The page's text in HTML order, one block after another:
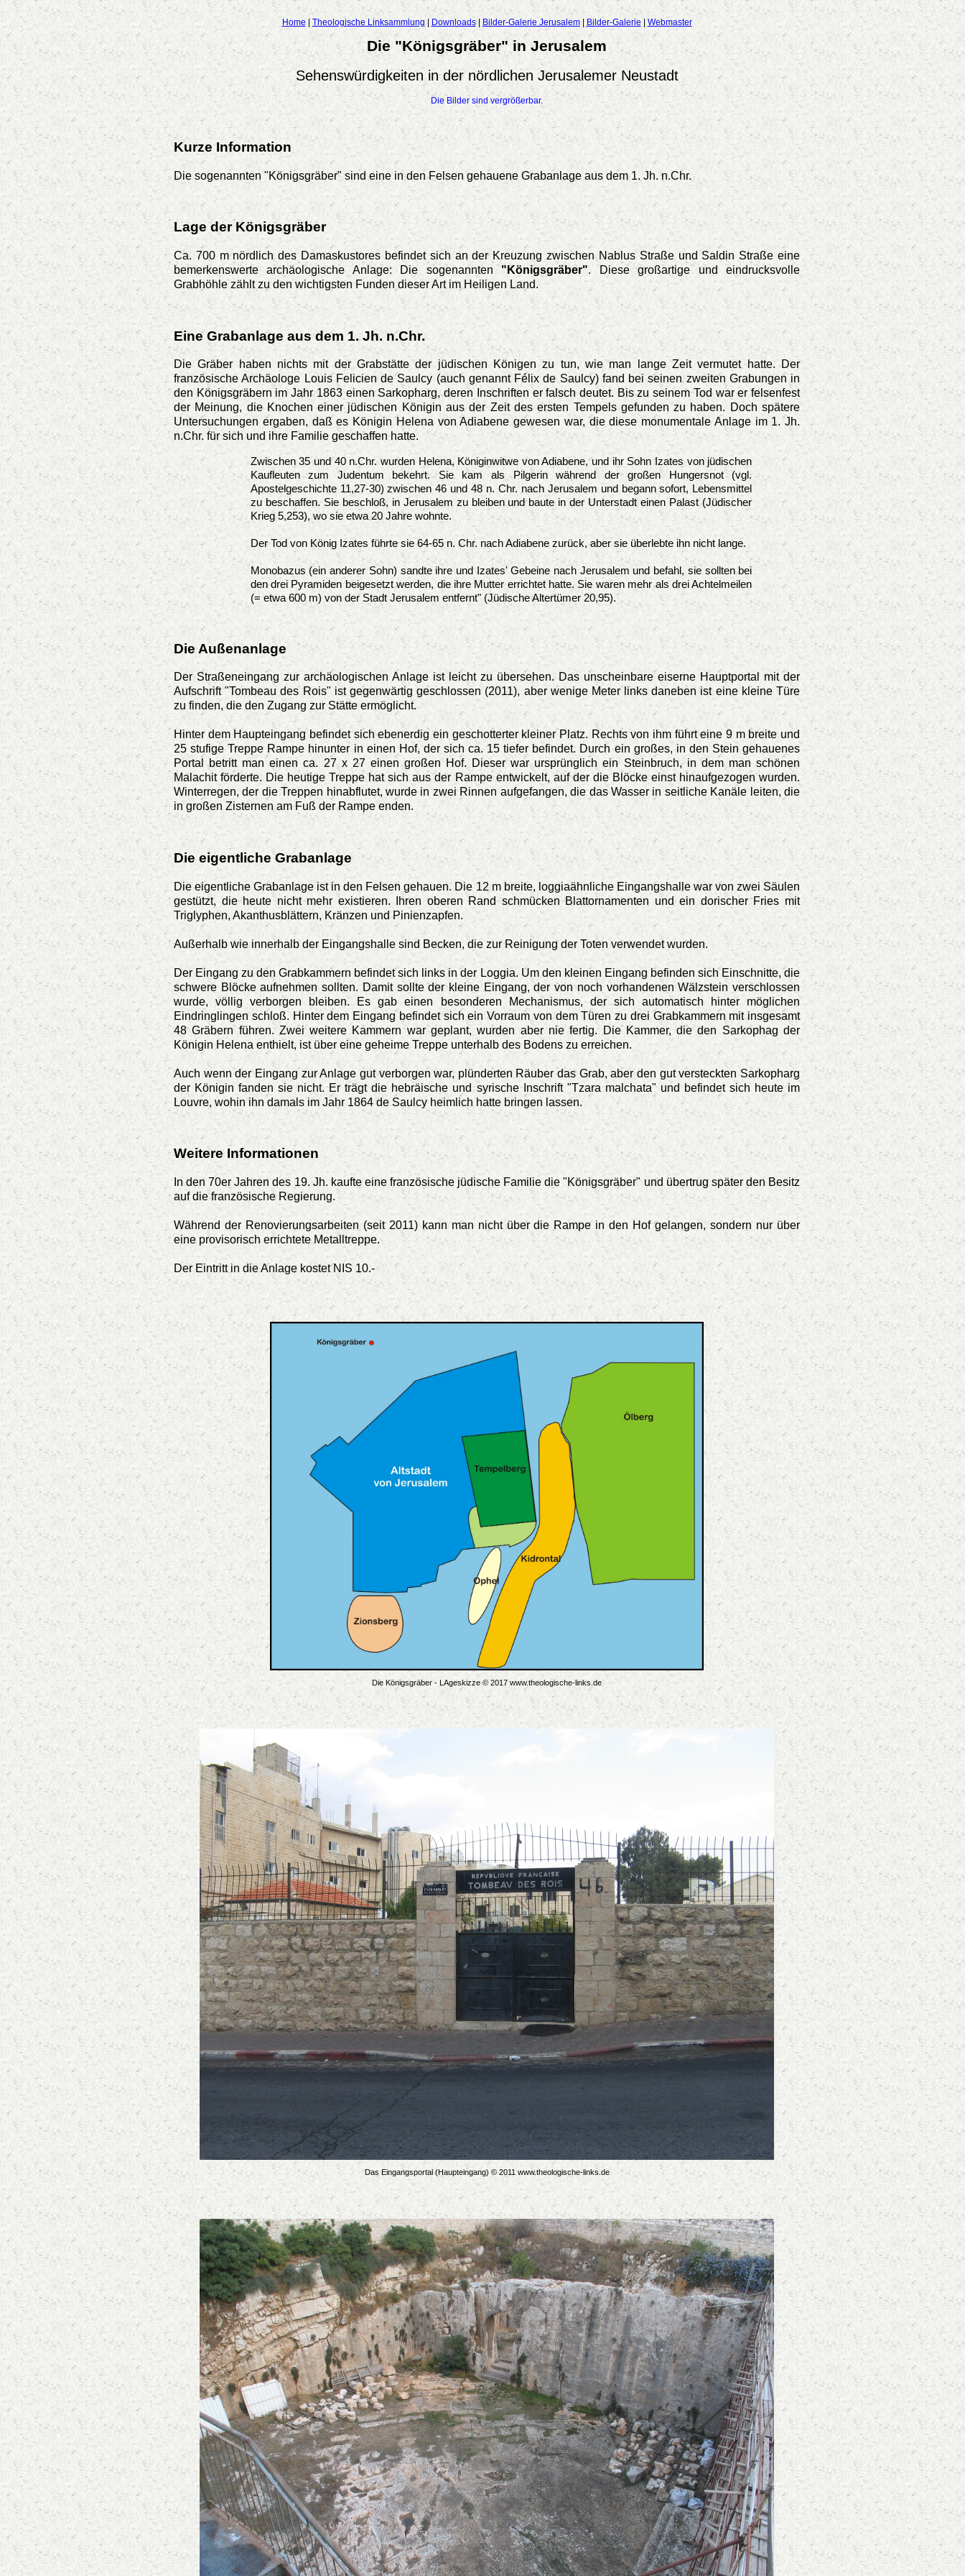
Home| Theologische Linksammlung Downloads| Bilder-Galerie Jerusalem| Bilder-Galerie| Webmaster
Die "Königsgräber" in Jerusalem
Sehenswürdigkeiten in der nördlichen Jerusalemer Neustadt
Die Bilder sind vergrößerbar.
Kurze Information
Die sogenannten "Königsgräber" sind eine in den Felsen gehauene Grabanlage aus dem 1. Jh. n.Chr.
Lage der Königsgräber
Ca. 700 m nördlich des Damaskustores befindet sich an der Kreuzung zwischen Nablus Straße und Saldin Straße eine
bemerkenswerte archäologische Anlage: Die sogenannten"Königsgräber". Diese großartige und eindrucksvolle
Grabhöhle zählt zu den wichtigsten Funden dieser Art im Heiligen Land.
Eine Grabanlage aus dem 1. Jh. n.Chr.
Die Gräber haben nichts mit der Grabstätte der jüdischen Königen zu tun, wie man lange Zeit vermutet hatte. Der
französische Archäologe Louis Felicien de Saulcy (auch genannt Félix de Saulcy) fand bei seinen zweiten Grabungen in
den Königsgräbern im Jahr 1863 einen Sarkopharg, deren Inschriften er falsch deutet. Bis zu seinem Tod war er felsenfest
der Meinung, die Knochen einer jüdischen Königin aus der Zeit des ersten Tempels gefunden zu haben. Doch spätere
Untersuchungen ergaben, daß es Königin Helena von Adiabene gewesen war, die diese monumentale Anlage im 1. Jh.
n.Chr. für sich und ihre Familie geschaffen hatte.
Zwischen 35 und 40 n.Chr. wurden Helena, Königinwitwe von Adiabene, und ihr Sohn Izates von jüdischen
Kaufleuten zum Judentum bekehrt. Sie kam als Pilgerin während der großen Hungersnot (vgl.
Apostelgeschichte 11,27-30) zwischen 46 und 48 n. Chr. nach Jerusalem und begann sofort, Lebensmittel
zu beschaffen. Sie beschloß, in Jerusalem zu bleiben und baute in der Unterstadt einen Palast (Jüdischer
Krieg 5,253), wo sie etwa 20 Jahre wohnte.
Der Tod von König Izates führte sie 64-65 n. Chr. nach Adiabene zurück, aber sie überlebte ihn nicht lange.
Monobazus (ein anderer Sohn) sandte ihre und Izates' Gebeine nach Jerusalem und befahl, sie sollten bei
den drei Pyramiden beigesetzt werden, die ihre Mutter errichtet hatte. Sie waren mehr als drei Achtelmeilen
(= etwa 600 m) von der Stadt Jerusalem entfernt" (Jüdische Altertümer 20,95).
Die Außenanlage
Der Straßeneingang zur archäologischen Anlage ist leicht zu übersehen. Das unscheinbare eiserne Hauptportal mit der
Aufschrift "Tombeau des Rois" ist gegenwärtig geschlossen (2011), aber wenige Meter links daneben ist eine kleine Türe
zu finden, die den Zugang zur Stätte ermöglicht.
Hinter dem Haupteingang befindet sich ebenerdig ein geschotterter kleiner Platz. Rechts von ihm führt eine 9 m breite und
25 stufige Treppe Rampe hinunter in einen Hof, der sich ca. 15 tiefer befindet. Durch ein großes, in den Stein gehauenes
Portal betritt man einen ca. 27 x 27 einen großen Hof. Dieser war ursprünglich ein Steinbruch, in dem man schönen
Malachit förderte. Die heutige Treppe hat sich aus der Rampe entwickelt, auf der die Blöcke einst hinaufgezogen wurden.
Winterregen, der die Treppen hinabflutet, wurde in zwei Rinnen aufgefangen, die das Wasser in seitliche Kanäle leiten, die
in großen Zisternen am Fuß der Rampe enden.
Die eigentliche Grabanlage
Die eigentliche Grabanlage ist in den Felsen gehauen. Die 12 m breite, loggiaähnliche Eingangshalle war von zwei Säulen
gestützt, die heute nicht mehr existieren. Ihren oberen Rand schmücken Blattornamenten und ein dorischer Fries mit
Triglyphen, Akanthusblättern, Kränzen und Pinienzapfen.
Außerhalb wie innerhalb der Eingangshalle sind Becken, die zur Reinigung der Toten verwendet wurden.
Der Eingang zu den Grabkammern befindet sich links in der Loggia. Um den kleinen Eingang befinden sich Einschnitte, die
schwere Blöcke aufnehmen sollten. Damit sollte der kleine Eingang, der von noch vorhandenen Wälzstein verschlossen
wurde, völlig verborgen bleiben. Es gab einen besonderen Mechanismus, der sich automatisch hinter möglichen
Eindringlingen schloß. Hinter dem Eingang befindet sich ein Vorraum von dem Türen zu drei Grabkammern mit insgesamt
48 Gräbern führen. Zwei weitere Kammern war geplant, wurden aber nie fertig. Die Kammer, die den Sarkophag der
Königin Helena enthielt, ist über eine geheime Treppe unterhalb des Bodens zu erreichen.
Auch wenn der Eingang zur Anlage gut verborgen war, plünderten Räuber das Grab, aber den gut versteckten Sarkopharg
der Königin fanden sie nicht. Er trägt die hebräische und syrische Inschrift "Tzara malchata" und befindet sich heute im
Louvre, wohin ihn damals im Jahr 1864 de Saulcy heimlich hatte bringen lassen.
Weitere Informationen
In den 70er Jahren des 19. Jh. kaufte eine französische jüdische Familie die "Königsgräber" und übertrug später den Besitz
auf die französische Regierung.
Während der Renovierungsarbeiten (seit 2011) kann man nicht über die Rampe in den Hof gelangen, sondern nur über
eine provisorisch errichtete Metalltreppe.
Der Eintritt in die Anlage kostet NIS 10.-
Die Königsgräber - LAgeskizze © 2017 www.theologische-links.de
Das Eingangsportal (Haupteingang) © 2011 www.theologische-links.de